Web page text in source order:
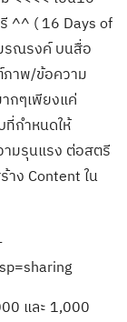
^^ ( 16 Days of
รณรงค์ บนสื่อ
ภาพ/ข้อความ
กๆเพียงแค่
ที่กำหนดให้
ามรุนแรง ต่อสตรี
าง Content ใน
และ 1,000